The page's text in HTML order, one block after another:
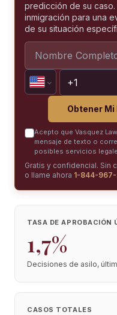
predicción de su
inmigración para una
de su situación
Obtener
Acepto que Vasquez
mensaje de texto o
posibles servicios
Gratis y confidencial. Sin
o llame ahora 1-844-
TASA DE APROBACIÓN
1,7%
Decisiones de asilo,
CASOS TOTALES